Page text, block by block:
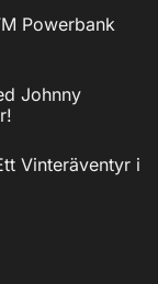
Powerbank
Johnny
Vinteräventyr i